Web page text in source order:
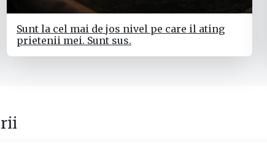
Sunt la cel mai de jos nivel pe care il ating
prietenii mei. Sunt sus.